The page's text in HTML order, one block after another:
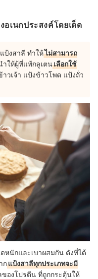
เนกประสงค์โดยเด็ด
ป้งสาลี ทำให้ไม่สามารถ
ำให้ผู้ที่แพ้กลูเตนเลือกใช้
าวเจ้า แป้งข้าวโพด แป้งถั่ว
หนักและเบาผสมกัน ดังที่ได้
กแป้งสาลีทุกประเภทจะมี
ของโปรตีน ที่ถูกกระตุ้นให้